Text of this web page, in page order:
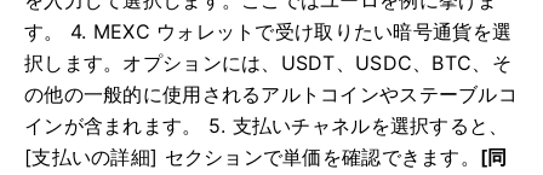
す。
4. MEXC ウォレットで受け取りたい暗号通貨を選
択します。 オプションには、USDT、USDC、BTC、そ
の他の一般的に使用されるアルトコインやステーブルコ
インが含まれます。
5. 支払いチャネルを選択すると、
[支払いの詳細] セクションで単価を確認できます。 [同